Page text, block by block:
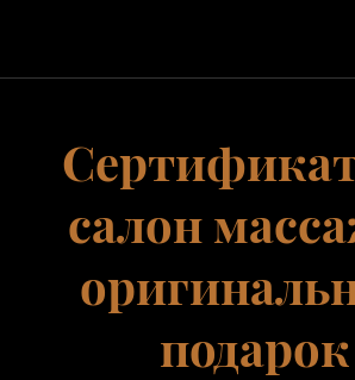
салон
подарок